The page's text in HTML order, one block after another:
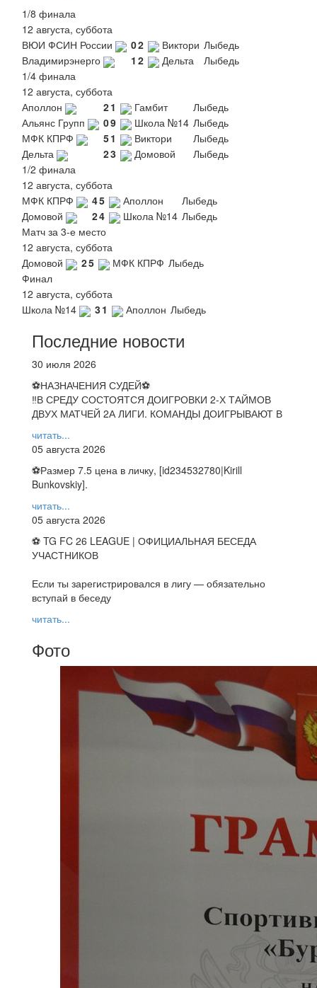
1/8 финала
12 августа, суббота
ВЮИ ФСИН России
02 Виктори Лыбедь
Владимирэнерго
1 2 Дельта
Лыбедь
1/4 финала
12 августа, суббота
Аполлон
21 Гамбит
Лыбедь
Альянс Групп
09 Школа №14 Лыбедь
МФК КПРФ
51 Виктори
Лыбедь
Дельта
23 Домовой
Лыбедь
1/2 финала
12 августа, суббота
МФК КПРФ
45 Аполлон
Лыбедь
Домовой
24 Школа №14 Лыбедь
Матч за 3-е место
12 августа, суббота
Домовой
25 МФК КПРФ Лыбедь
Финал
12 августа, суббота
Школа №14
31 Аполлон Лыбедь
Последние новости
30 июля 2026
⚽НАЗНАЧЕНИЯ СУДЕЙ⚽
‼В СРЕДУ СОСТОЯТСЯ ДОИГРОВКИ 2-Х ТАЙМОВ
ДВУХ МАТЧЕЙ 2А ЛИГИ. КОМАНДЫ ДОИГРЫВАЮТ В
читать...
05 августа 2026
⚽️Размер 7.5 цена в личку, [id234532780|Kirill
Bunkovskiy].
читать...
05 августа 2026
⚽ TG FC 26 LEAGUE | ОФИЦИАЛЬНАЯ БЕСЕДА
УЧАСТНИКОВ
Если ты зарегистрировался в лигу — обязательно
вступай в беседу
читать...
Фото